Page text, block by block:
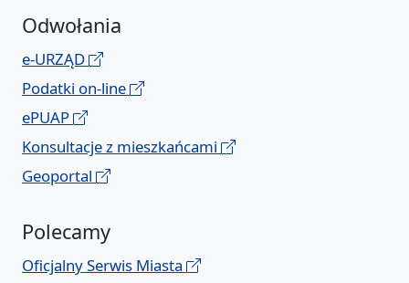
Odwołania
e-URZĄD
Podatki on-line
ePUAP
Konsultacje z mieszkańcami
Geoportal
Polecamy
Oficjalny Serwis Miasta